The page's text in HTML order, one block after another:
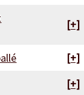
[+]
[+]
[+]